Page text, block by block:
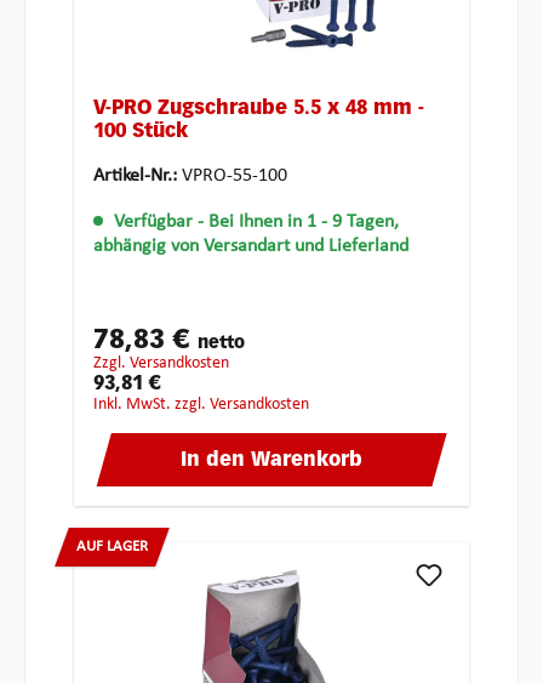
V-PRO Zugschraube 5.5 x 48 mm -
100 Stück
Artikel-Nr.: VPRO-55-100
Verfügbar - Bei Ihnen in 1 - 9 Tagen,
abhängig von Versandart und Lieferland
78,83 € netto
zzgl. Versandkosten
93,81 €
inkl. MwSt. zzgl. Versandkosten
In den Warenkorb
AUF LAGER